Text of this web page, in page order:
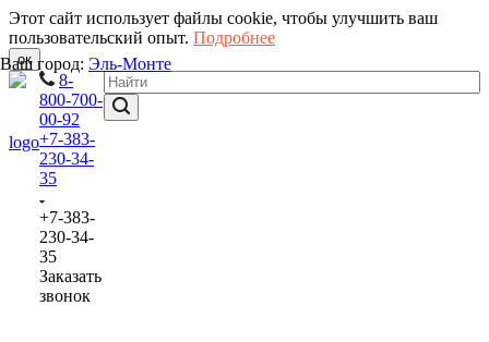
Этот сайт использует файлы cookie, чтобы улучшить ваш
пользовательский опыт. Подробнее
ок
8-
800-700-
00-92
+7-383-
230-34-
35
+7-383-
230-34-
35
Заказать
звонок
Ваш город: Эль-Монте